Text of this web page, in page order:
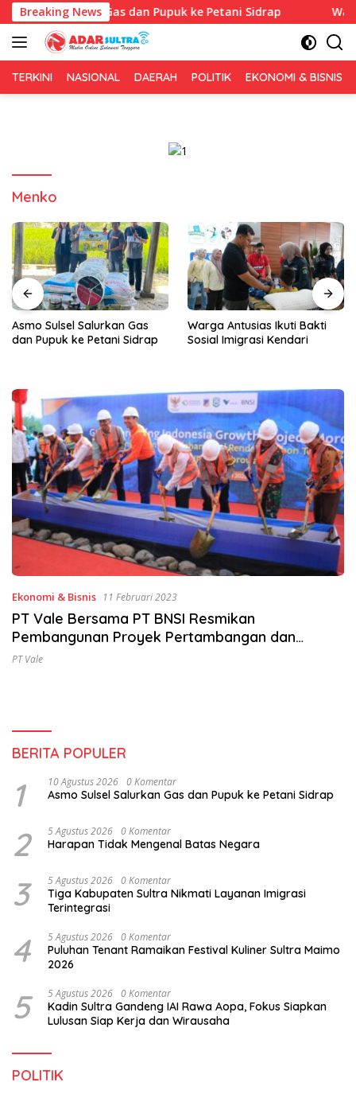
Langsung
ke
konten
Breaking News
Salurkan Gas dan Pupuk ke Petani Sidrap Warga
TERKINI NASIONAL DAERAH POLITIK EKONOMI & BISNIS
Menko
Warga Antusias Ikuti Bakti
Sosial Imigrasi Kendari
AVOCE Celebes Rayakan
Anniversary 1 Tahun di
Ekonomi & Bisnis 11 Februari 2023
PT Vale Bersama PT BNSI Resmikan
Pembangunan Proyek Pertambangan dan
Pengolahan Nikel di Morowali
PT Vale
BERITA POPULER
1 10 Agustus 2026 0 Komentar
Asmo Sulsel Salurkan Gas dan Pupuk ke Petani Sidrap
2 5 Agustus 2026 0 Komentar
Harapan Tidak Mengenal Batas Negara
3 5 Agustus 2026 0 Komentar
Tiga Kabupaten Sultra Nikmati Layanan Imigrasi
Terintegrasi
4 5 Agustus 2026 0 Komentar
Puluhan Tenant Ramaikan Festival Kuliner Sultra Maimo
2026
5 5 Agustus 2026 0 Komentar
Kadin Sultra Gandeng IAI Rawa Aopa, Fokus Siapkan
Lulusan Siap Kerja dan Wirausaha
POLITIK